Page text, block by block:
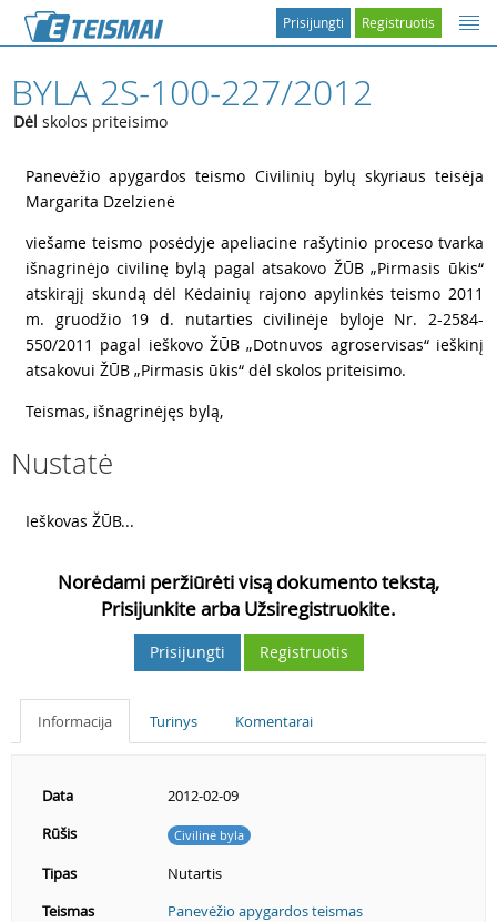
Registruotis
Prisijungti
BYLA 2S-100-227/2012
Dėl skolos priteisimo
Panevėžio apygardos teismo Civilinių bylų skyriaus teisėja
Margarita Dzelzienė
viešame teismo posėdyje apeliacine rašytinio proceso tvarka
išnagrinėjo civilinę bylą pagal atsakovo ŽŪB „Pirmasis ūkis“
atskirąjį skundą dėl Kėdainių rajono apylinkės teismo 2011
m. gruodžio 19 d. nutarties civilinėje byloje Nr. 2-2584-
550/2011 pagal ieškovo ŽŪB „Dotnuvos agroservisas“ ieškinį
atsakovui ŽŪB „Pirmasis ūkis“ dėl skolos priteisimo.
Teismas, išnagrinėjęs bylą,
Nustatė
Ieškovas ŽŪB...
Norėdami peržiūrėti visą dokumento tekstą,
Prisijunkite arba Užsiregistruokite.
Prisijungti Registruotis
Informacija Turinys Komentarai
Data
2012-02-09
Rūšis
Civilinė byla
Tipas
Nutartis
Teismas
Panevėžio apygardos teismas